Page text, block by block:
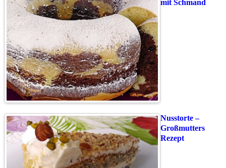
mit Schmand
Nusstorte –
Großmutters
Rezept